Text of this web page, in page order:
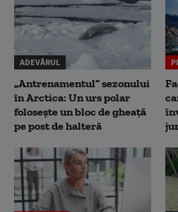
ADEVĂRUL
„Antrenamentul” sezonului
în Arctica: Un urs polar
folosește un bloc de gheață
pe post de halteră